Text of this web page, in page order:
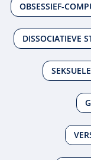
OBSESSIEF-
DISSOCIATIEVE